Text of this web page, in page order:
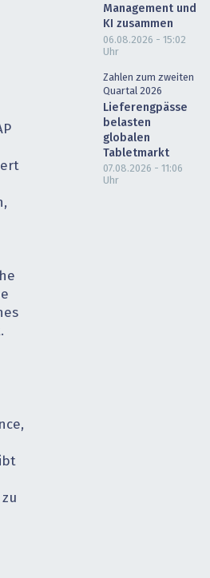
Management und
KI zusammen
06.08.2026 - 15:02
Uhr
Zahlen zum zweiten
Quartal 2026
Lieferengpässe
belasten
globalen
Tabletmarkt
07.08.2026 - 11:06
Uhr